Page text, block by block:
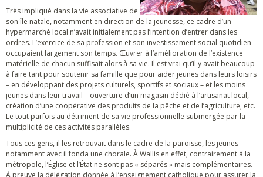
Très impliqué dans la vie associative de
son île natale, notamment en direction de la jeunesse, ce cadre d’un
hypermarché local n’avait initialement pas l’intention d’entrer dans les
ordres. L’exercice de sa profession et son investissement social quotidien
occupaient largement son temps. Œuvrer à l’amélioration de l’existence
matérielle de chacun suffisait alors à sa vie. Il est vrai qu’il y avait beaucoup
à faire tant pour soutenir sa famille que pour aider jeunes dans leurs loisirs
– en développant des projets culturels, sportifs et sociaux – et les moins
jeunes dans leur travail – ouverture d’un magasin dédié à l’artisanat local,
création d’une coopérative des produits de la pêche et de l’agriculture, etc.
Le tout parfois au détriment de sa vie professionnelle submergée par la
multiplicité de ces activités parallèles.
Tous ces gens, il les retrouvait dans le cadre de la paroisse, les jeunes
notamment avec il fonda une chorale. À Wallis en effet, contrairement à la
métropole, l’Église et l’État ne sont pas « séparés » mais complémentaires.
À preuve la délégation donnée à l’enseignement catholique pour assurer la